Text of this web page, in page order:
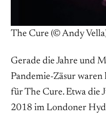
The Cure (© Andy
Gerade die Jahre und
Pandemie-Zäsur
für The Cure. Etwa die
2018 im Londoner